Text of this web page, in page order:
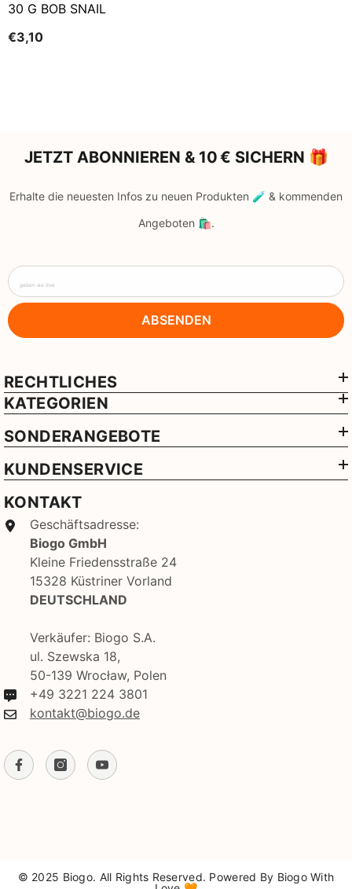
30 G BOB SNAIL
€3,10
JETZT ABONNIEREN & 10 € SICHERN 🎁
Erhalte die neuesten Infos zu neuen Produkten 🧪 & kommenden
Angeboten 🛍️.
geben sie ihre
ABSENDEN
RECHTLICHES
KATEGORIEN
SONDERANGEBOTE
KUNDENSERVICE
KONTAKT
Geschäftsadresse:
Biogo GmbH
Kleine Friedensstraße 24
15328 Küstriner Vorland
DEUTSCHLAND
Verkäufer: Biogo S.A.
ul. Szewska 18,
50-139 Wrocław, Polen
+49 3221 224 3801
kontakt@biogo.de
© 2025 Biogo. All Rights Reserved. Powered By Biogo With